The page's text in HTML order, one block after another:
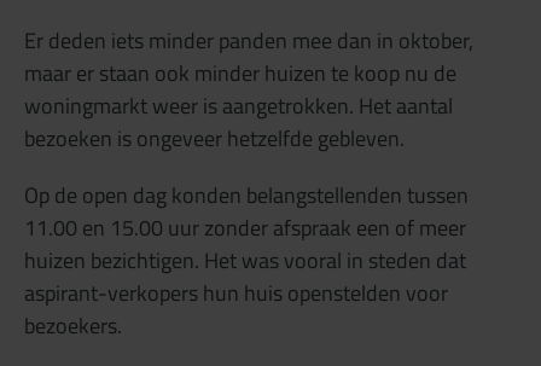
Er deden iets minder panden mee dan in oktober,
maar er staan ook minder huizen te koop nu de
woningmarkt weer is aangetrokken. Het aantal
bezoeken is ongeveer hetzelfde gebleven.
Op de open dag konden belangstellenden tussen
11.00 en 15.00 uur zonder afspraak een of meer
huizen bezichtigen. Het was vooral in steden dat
aspirant-verkopers hun huis openstelden voor
bezoekers.